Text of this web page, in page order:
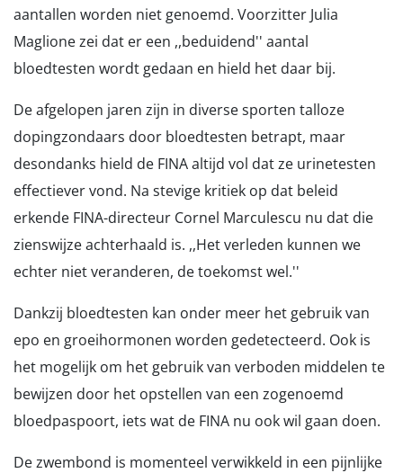
aantallen worden niet genoemd. Voorzitter Julia
Maglione zei dat er een ,,beduidend'' aantal
bloedtesten wordt gedaan en hield het daar bij.
De afgelopen jaren zijn in diverse sporten talloze
dopingzondaars door bloedtesten betrapt, maar
desondanks hield de FINA altijd vol dat ze urinetesten
effectiever vond. Na stevige kritiek op dat beleid
erkende FINA-directeur Cornel Marculescu nu dat die
zienswijze achterhaald is. ,,Het verleden kunnen we
echter niet veranderen, de toekomst wel.''
Dankzij bloedtesten kan onder meer het gebruik van
epo en groeihormonen worden gedetecteerd. Ook is
het mogelijk om het gebruik van verboden middelen te
bewijzen door het opstellen van een zogenoemd
bloedpaspoort, iets wat de FINA nu ook wil gaan doen.
De zwembond is momenteel verwikkeld in een pijnlijke